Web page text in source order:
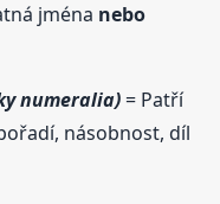
jména nebo
numeralia) = Patří
násobnost, díl